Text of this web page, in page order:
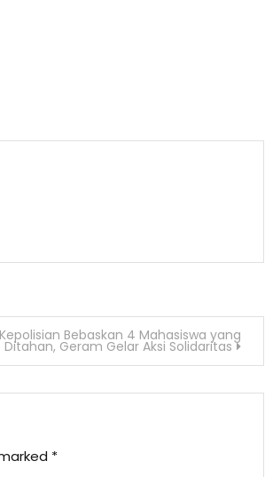
Bebaskan 4 Mahasiswa yang
Ditahan, Geram Gelar Aksi Solidaritas
*